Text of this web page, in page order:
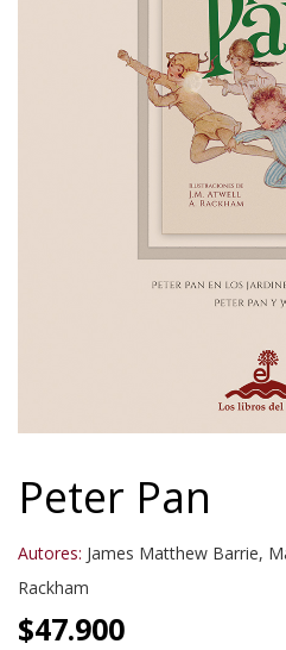
Peter Pan
Autores: James Matthew Barrie,
Rackham
$47.900